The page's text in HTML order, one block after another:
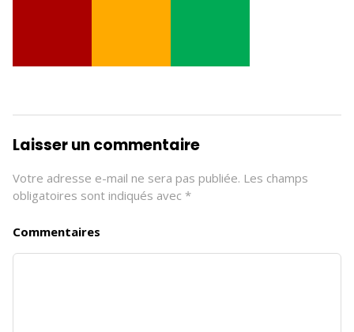
Laisser un commentaire
Votre adresse e-mail ne sera pas publiée. Les champs
obligatoires sont indiqués avec *
Commentaires